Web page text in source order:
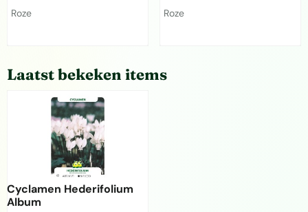
Merk:
Roze Merk:
Roze
Laatst bekeken items
Cyclamen Hederifolium
Album